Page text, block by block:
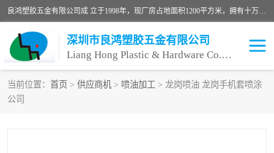
良鸿塑胶五金有限公司成 立于1998年，现厂房占地面积1200平方米，拥有十万级无尘车间，自动喷涂线1条，手动喷涂线2条，丝印移印滚印烫印拉线1条，本公司自建厂以来一直 以“顾客、品质、服务三个第一”为原则，从来货到处理、喷漆、烘烤、品检、包装等每一道工序都严格把持质量关，竭诚为广大朋友、客户服务。现如今已深得广 大客户信赖。
深圳市良鸿塑胶五金有限公司
Liang Hong Plastic & Hardware Co. Ltd
当前位置： 首页 > 供应商机 > 喷油加工 > 龙岗喷油 龙岗手机套喷涂
公司
喷油加工